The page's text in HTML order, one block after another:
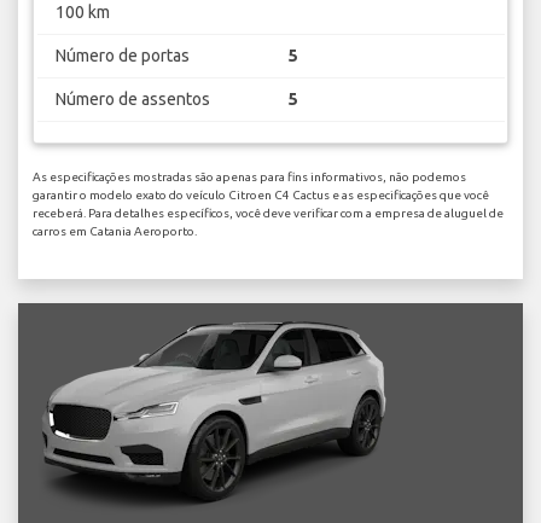
100 km
Número de portas 5
Número de assentos 5
As especificações mostradas são apenas para fins informativos, não podemos
garantir o modelo exato do veículo Citroen C4 Cactus e as especificações que você
receberá. Para detalhes específicos, você deve verificar com a empresa de aluguel de
carros em Catania Aeroporto.